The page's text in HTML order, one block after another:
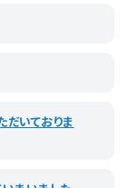
だいておりま